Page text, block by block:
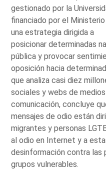
gestionado por la
financiado por el
una estrategia dirigida a
posicionar determinadas
pública y provocar
oposición hacia
que analiza casi diez
sociales y webs de
comunicación, concluye
mensajes de odio están
migrantes y personas
al odio en Internet y a
desinformación contra las
grupos vulnerables.